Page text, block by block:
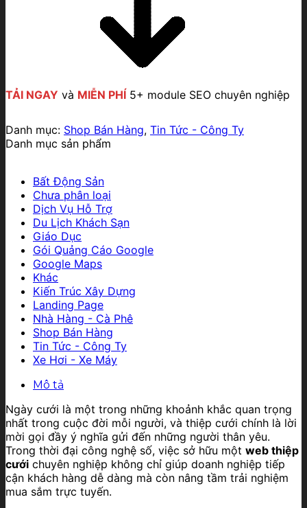
TẢI NGAY và MIỄN PHÍ 5+ module SEO chuyên nghiệp
Danh mục: Shop Bán Hàng, Tin Tức - Công Ty
Danh mục sản phẩm
Bất Động Sản
Chưa phân loại
Dịch Vụ Hỗ Trợ
Du Lịch Khách Sạn
Giáo Dục
Gói Quảng Cáo Google
Google Maps
Khác
Kiến Trúc Xây Dựng
Landing Page
Nhà Hàng - Cà Phê
Shop Bán Hàng
Tin Tức - Công Ty
Xe Hơi - Xe Máy
Mô tả
Ngày cưới là một trong những khoảnh khắc quan trọng
nhất trong cuộc đời mỗi người, và thiệp cưới chính là lời
mời gọi đầy ý nghĩa gửi đến những người thân yêu.
Trong thời đại công nghệ số, việc sở hữu một web thiệp
cưới chuyên nghiệp không chỉ giúp doanh nghiệp tiếp
cận khách hàng dễ dàng mà còn nâng tầm trải nghiệm
mua sắm trực tuyến.